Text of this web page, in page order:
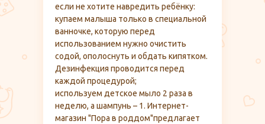
если не хотите навредить ребёнку:
купаем малыша только в специальной
ванночке, которую перед
использованием нужно очистить
содой, ополоснуть и обдать кипятком.
Дезинфекция проводится перед
каждой процедурой;
используем детское мыло 2 раза в
неделю, а шампунь – 1. Интернет-
магазин "Пора в роддом"предлагает